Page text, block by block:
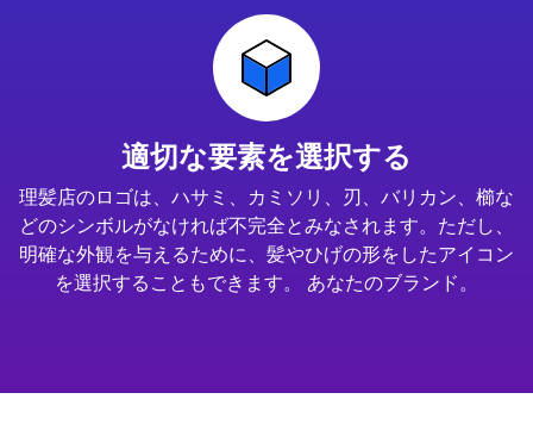
適切な要素を選択する
理髪店のロゴは、ハサミ、カミソリ、刃、バリカン、櫛な
どのシンボルがなければ不完全とみなされます。ただし、
明確な外観を与えるために、髪やひげの形をしたアイコン
を選択することもできます。 あなたのブランド。